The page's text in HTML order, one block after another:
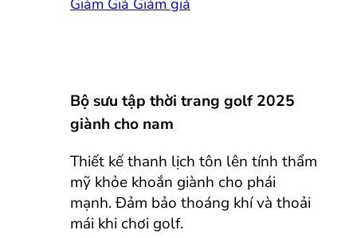
Bộ sưu tập thời trang golf 2025
giành cho nam
Thiết kế thanh lịch tôn lên tính thẩm
mỹ khỏe khoắn giành cho phái
mạnh. Đảm bảo thoáng khí và thoải
mái khi chơi golf.